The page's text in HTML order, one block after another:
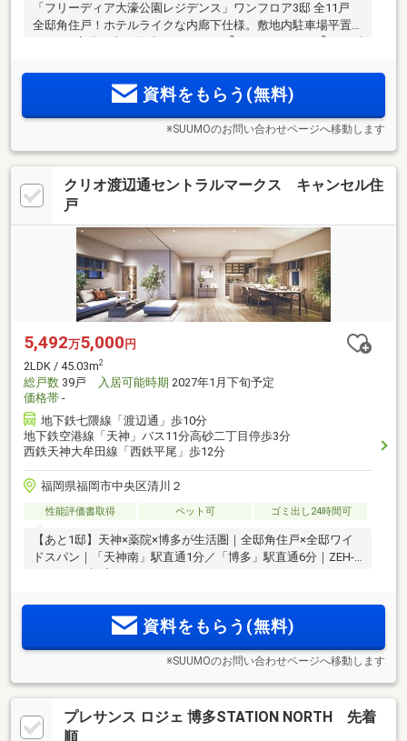
「フリーディア大濠公園レジデンス」ワンフロア3邸 全11戸
全邸角住戸！ホテルライクな内廊下仕様。敷地内駐車場平置
2 2
資料をもらう(無料)
※SUUMOのお問い合わせページへ移動します
クリオ渡辺通セントラルマークス キャンセル住
戸
5,492万5,000 円
2LDK / 45.03m2
総戸数 39戸 入居可能時期 2027年1月下旬予定
価格帯 -
地下鉄七隈線「渡辺通」歩10分
地下鉄空港線「天神」バス11分高砂二丁目停歩3分
西鉄天神大牟田線「西鉄平尾」歩12分
福岡県福岡市中央区清川２
性能評価書取得 ペット可 ゴミ出し24時間可
【あと1邸】天神×薬院×博多が生活圏｜全邸角住戸×全邸ワイ
ドスパン｜「天神南」駅直通1分／「博多」駅直通6分｜ZEH-
資料をもらう(無料)
※SUUMOのお問い合わせページへ移動します
プレサンス ロジェ 博多STATION NORTH 先着
順